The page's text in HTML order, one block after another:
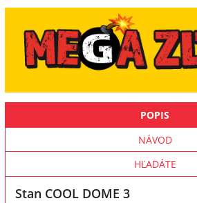
POPIS
NÁVOD
HĽADÁTE
Stan COOL DOME 3